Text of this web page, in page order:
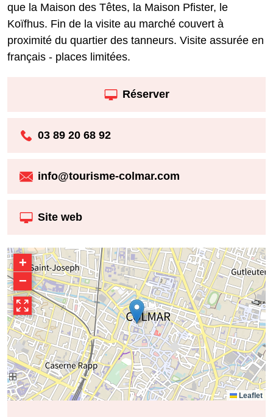
que la Maison des Têtes, la Maison Pfister, le
Koïfhus. Fin de la visite au marché couvert à
proximité du quartier des tanneurs. Visite assurée en
français - places limitées.
Réserver
03 89 20 68 92
info@tourisme-colmar.com
Site web
+
−
Leaflet